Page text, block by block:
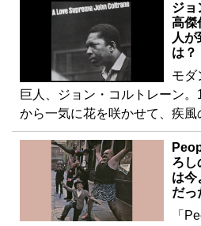
ジョ
高傑
人が
は？
モダ
巨人、ジョン・コルトレーン
から一気に花を咲かせて、疾
ろし
は今
だっ
「